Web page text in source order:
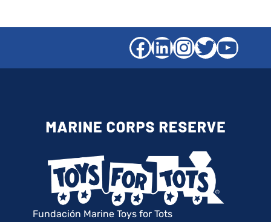
Facebook
LinkedIn
Gorjeo
Fundación Marine Toys for Tots